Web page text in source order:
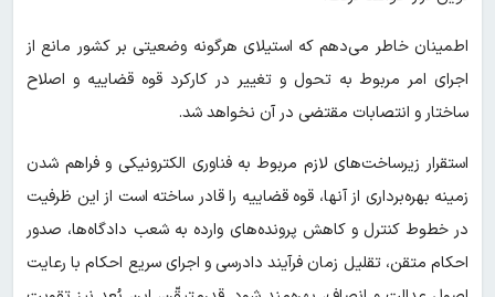
اطمینان خاطر می‌دهم که استیلای هرگونه وضعیتی بر کشور مانع از
اجرای امر مربوط به تحول و تغییر در کارکرد قوه قضاییه و اصلاح
ساختار و انتصابات مقتضی در آن نخواهد شد.
استقرار زیرساخت‌های لازم مربوط به فناوری الکترونیکی و فراهم شدن
زمینه بهره‌برداری از آنها، قوه قضاییه را قادر ساخته است از این ظرفیت
در خطوط کنترل و کاهش پرونده‌های وارده به شعب دادگاه‌ها، صدور
احکام متقن، تقلیل زمان فرآیند دادرسی و اجرای سریع احکام با رعایت